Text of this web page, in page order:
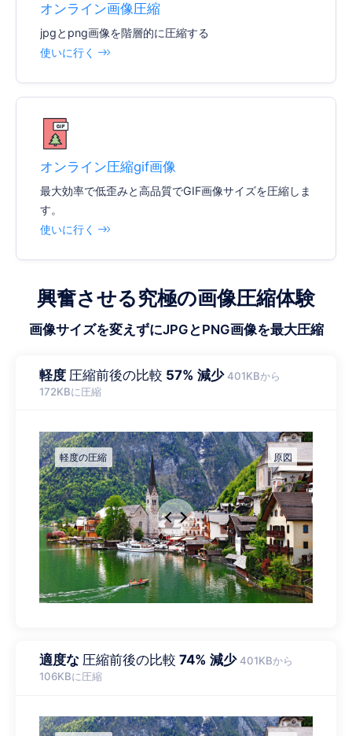
オンライン画像圧縮
jpgとpng画像を階層的に圧縮する
使いに行く
オンライン圧縮gif画像
最大効率で低歪みと高品質でGIF画像サイズを圧縮しま
す。
使いに行く
興奮させる究極の画像圧縮体験
画像サイズを変えずにJPGとPNG画像を最大圧縮
軽度 圧縮前後の比較 57% 減少 401KBから
172KBに圧縮
適度な 圧縮前後の比較 74% 減少 401KBから
106KBに圧縮